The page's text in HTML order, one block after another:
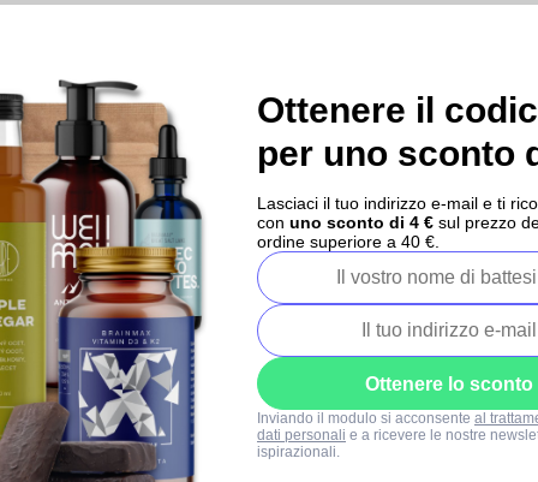
Ottenere il
per uno sconto
Lasciaci il tuo indirizzo e-mail e ti
con uno sconto di 4 € sul prezzo
ordine superiore a 40 €.
Ottenere lo sconto
Inviando il modulo si acconsente al
dati personali e a ricevere le nostre
ispirazionali.